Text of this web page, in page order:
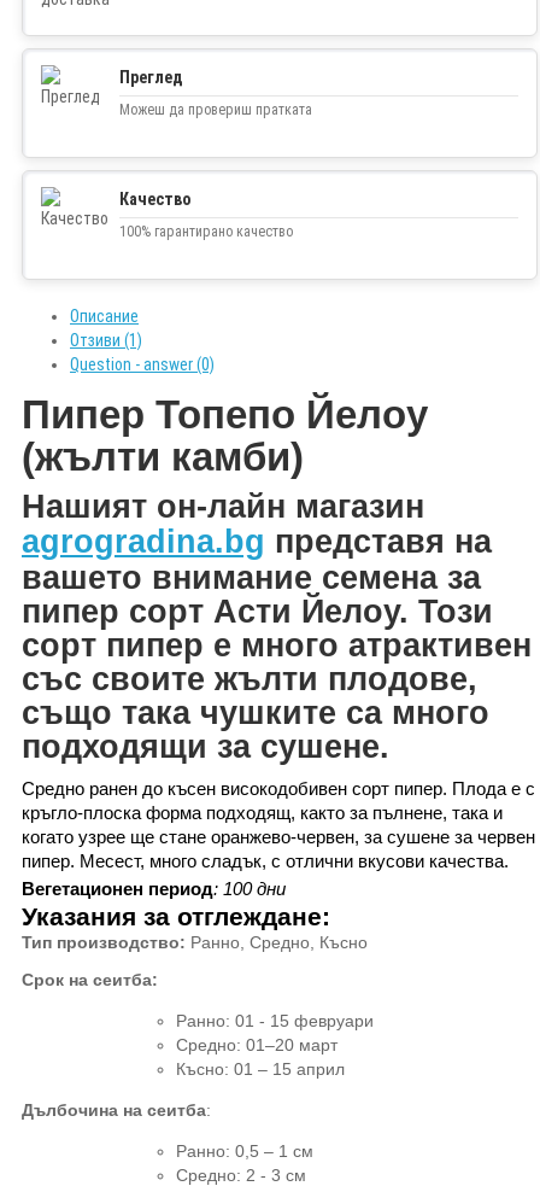
Преглед
Можеш да провериш пратката
Качество
100% гарантирано качество
Описание
Отзиви (1)
Question - answer (0)
Пипер Топепо Йелоу
(жълти камби)
Нашият он-лайн магазин
agrogradina.bg представя на
вашето внимание семена за
пипер сорт Асти Йелоу. Този
сорт пипер е много атрактивен
със своите жълти плодове,
също така чушките са много
подходящи за сушене.
Средно ранен до късен високодобивен сорт пипер. Плода е с
кръгло-плоска форма подходящ, както за пълнене, така и
когато узрее ще стане оранжево-червен, за сушене за червен
пипер. Месест, много сладък, с отлични вкусови качества.
Вегетационен период: 100дни
Указания за отглеждане:
Тип производство: Ранно, Средно, Късно
Срок на сеитба:
Ранно: 01 - 15 февруари
Средно: 01–20 март
Късно: 01 – 15 април
Дълбочина на сеитба:
Ранно: 0,5 – 1 см
Средно: 2 - 3 см